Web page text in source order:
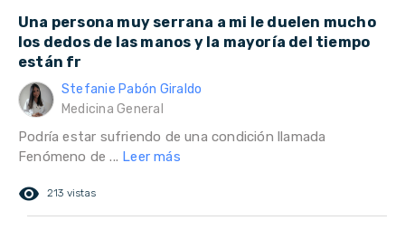
Una persona muy serrana a mi le duelen mucho
los dedos de las manos y la mayoría del tiempo
están fr
Stefanie Pabón Giraldo
Medicina General
Podría estar sufriendo de una condición llamada
Fenómeno de ... Leer más
remove_red_eye 213 vistas